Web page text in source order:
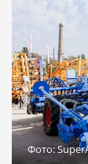
Фото: